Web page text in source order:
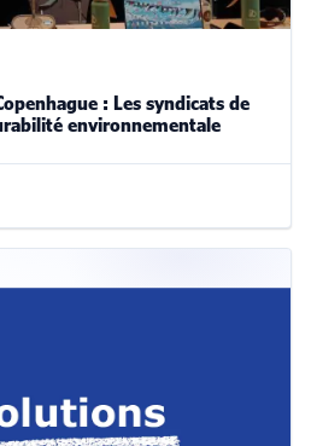
: Les syndicats de
environnementale